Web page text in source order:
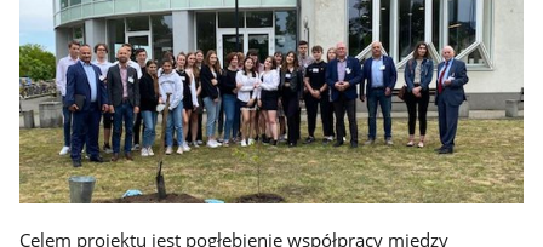
Celem projektu jest pogłębienie współpracy między